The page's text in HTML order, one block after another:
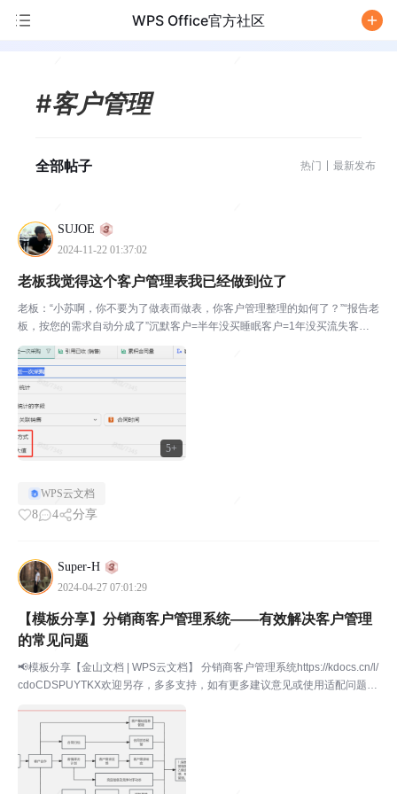
WPS Office官方社区
#客户管理
全部帖子 热门 最新发布
SUJOE
2024-11-22 01:37:02
5+
老板我觉得这个客户管理表我已经做到位了
老板：“小苏啊，你不要为了做表而做表，你客户管理整理的如何了？”“报告老
板，按您的需求自动分成了”沉默客户=半年没买睡眠客户=1年没买流失客户=
2年没买首先我把销售的合同全部收集了然后把最基本要素统计到了多维表
里，分了合同日期/客户名字/合同号/应收金额/...
WPS云文档
8 4 分享
Super-H
2024-04-27 07:01:29
【模板分享】分销商客户管理系统——有效解决客户管理
的常见问题
📢模板分享【金山文档 | WPS云文档】 分销商客户管理系统https://kdocs.cn/l/
cdoCDSPUYTKX欢迎另存，多多支持，如有更多建议意见或使用适配问题，
上管理❗管理难...